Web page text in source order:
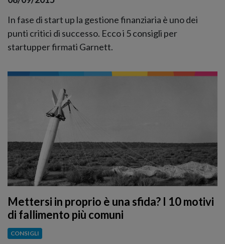
In fase di start up la gestione finanziaria è uno dei
punti critici di successo. Ecco i 5 consigli per
startupper firmati Garnett.
Mettersi in proprio è una sfida? I 10 motivi
di fallimento più comuni
CONSIGLI